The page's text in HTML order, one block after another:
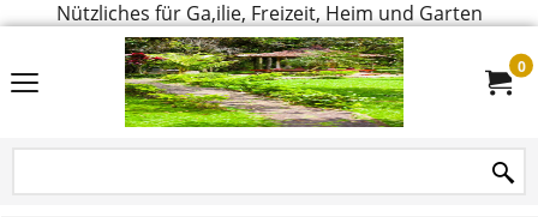
Nützliches für Ga,ilie, Freizeit, Heim und Garten
0